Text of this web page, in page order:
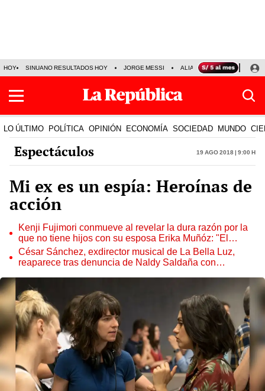
HOY SINUANO RESULTADOS HOY JORGE MESSI ALIANZA LIMA VS SPORT
LO ÚLTIMO POLÍTICA OPINIÓN ECONOMÍA SOCIEDAD MUNDO
Espectáculos 19 Ago 2018 | 9:00 h
Mi ex es un espía: Heroínas de
acción
Kenji Fujimori conmueve al revelar la dura razón por la
que no tiene hijos con su esposa Erika Muñóz: "El
proceso judicial"
César Sánchez, exdirector musical de La Bella Luz,
reaparece tras denuncia de Naldy Saldaña con